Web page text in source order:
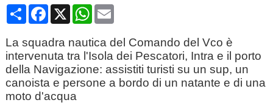
CondividiFacebook
X WhatsApp
Email
La squadra nautica del Comando del Vco è
intervenuta tra l'Isola dei Pescatori, Intra e il porto
della Navigazione: assistiti turisti su un sup, un
canoista e persone a bordo di un natante e di una
moto d'acqua